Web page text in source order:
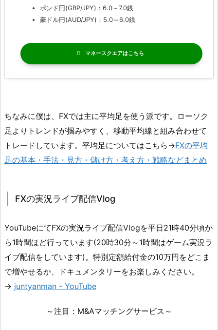
ポンド円(GBP/JPY)：6.0～7.0銭
豪ドル円(AUD/JPY)：5.0～6.0銭
マネースクエア
ちなみに僕は、FXでは主に平均足を使う派です。ローソク
足よりトレンドが掴みやすく、移動平均線と組み合わせて
トレードしています。平均足についてはこちら→FXの平均
足の基本・手法・見方・儲け方・考え方・戦略などまとめ
FXの実況ライブ配信Vlog
YouTubeにてFXの実況ライブ配信Vlogを平日21時40分頃か
ら1時間ほど行っています(20時30分～1時間はゲーム実況ラ
イブ配信をしています)。特別定額給付金の10万円をどこま
で増やせるか、ドキュメンタリーをお楽しみください。
→ juntyanman - YouTube
～注目：M&Aマッチングサービス～